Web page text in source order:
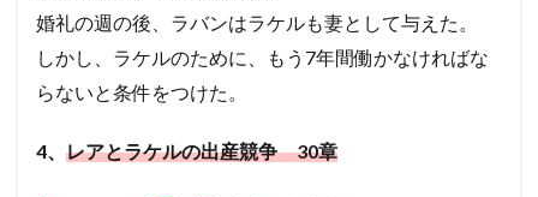
婚礼の週の後、ラバンはラケルも妻として与えた。
しかし、ラケルのために、もう7年間働かなければな
らないと条件をつけた。
4、 レアとラケルの出産競争 30章